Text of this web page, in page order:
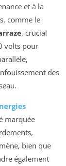
et à la
comme le
, crucial
volts pour
des
marquée
bien que
également